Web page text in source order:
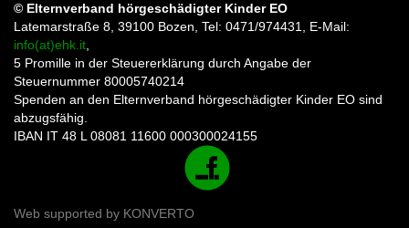
© Elternverband hörgeschädigter Kinder EO
Latemarstraße 8, 39100 Bozen, Tel: 0471/974431, E-Mail:
info(at)ehk.it
5 Promille in der Steuererklärung durch Angabe der
Steuernummer 80005740214
Spenden an den Elternverband hörgeschädigter Kinder EO sind
abzugsfähig.
IBAN IT 48 L 08081 11600 000300024155
Web supported by KONVERTO